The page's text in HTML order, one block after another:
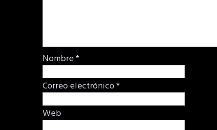
Nombre*
Correo electrónico*
Web